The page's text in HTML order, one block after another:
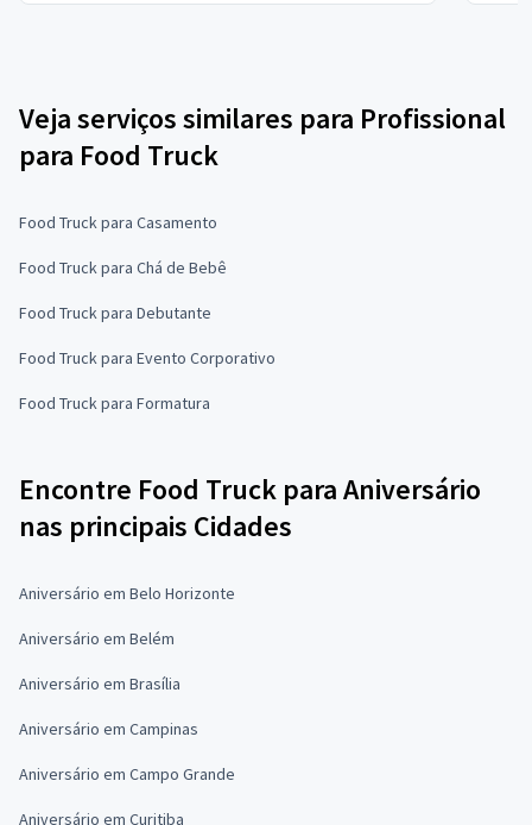
Veja serviços similares para Profissional
para Food Truck
Food Truck para Casamento
Food Truck para Chá de Bebê
Food Truck para Debutante
Food Truck para Evento Corporativo
Food Truck para Formatura
Encontre Food Truck para Aniversário
nas principais Cidades
Aniversário em Belo Horizonte
Aniversário em Belém
Aniversário em Brasília
Aniversário em Campinas
Aniversário em Campo Grande
Aniversário em Curitiba